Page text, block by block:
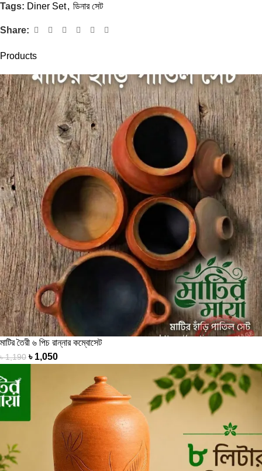
Products
মাটির তৈরী ৬ পিচ রান্নার কম্বোসেট
৳1,190 ৳ 1,050
Tags: Diner Set, ডিনার সেট
Share: